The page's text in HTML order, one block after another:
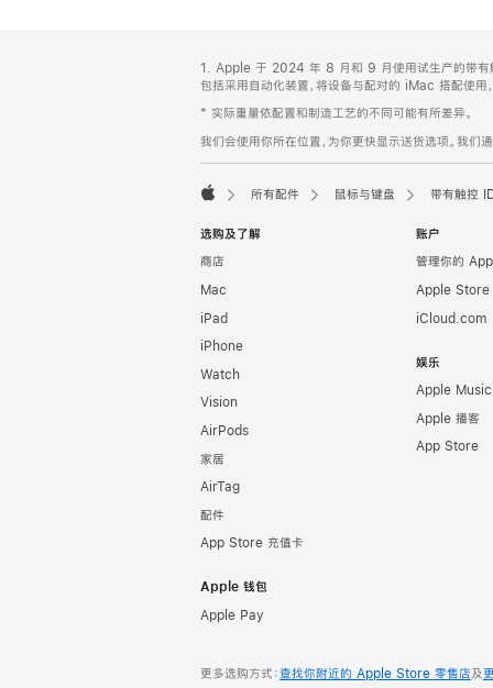
页
页
脚
注
1. Apple 于 2024 年 8 月和 9 月使用试生产的带有
包括采用自动化装置，将设备与配对的 iMac 搭配使用
* 实际重量依配置和制造工艺的不同可能有所差异。
我们会使用你所在位置，为你更快显示送货选项。我
所有配件 鼠标与键盘 带有触控
选购及了解
商店
Mac
iPad
iPhone
Watch
Vision
AirPods
家居
AirTag
配件
App Store 充值卡
Apple 钱包
Apple Pay
账户
管理你的
Apple Store
iCloud.com
娱乐
Apple Music
Apple 播客
App Store
更多选购方式：查找你附近的 Apple Store 零售店及